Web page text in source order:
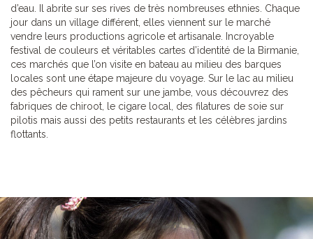
d’eau. Il abrite sur ses rives de très nombreuses ethnies. Chaque
jour dans un village différent, elles viennent sur le marché
vendre leurs productions agricole et artisanale. Incroyable
festival de couleurs et véritables cartes d’identité de la Birmanie,
ces marchés que l’on visite en bateau au milieu des barques
locales sont une étape majeure du voyage. Sur le lac au milieu
des pêcheurs qui rament sur une jambe, vous découvrez des
fabriques de chiroot, le cigare local, des filatures de soie sur
pilotis mais aussi des petits restaurants et les célèbres jardins
flottants.